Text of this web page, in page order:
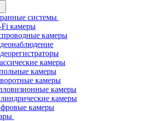
системы
камеры
камеры
камеры
камеры
камеры
камеры
камеры
камеры